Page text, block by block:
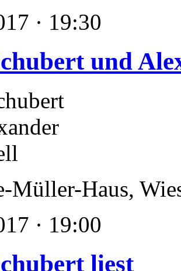
· 19:30
und
Müller-Haus,
· 19:00
liest